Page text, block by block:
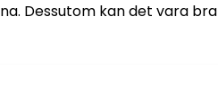
Dessutom kan det vara